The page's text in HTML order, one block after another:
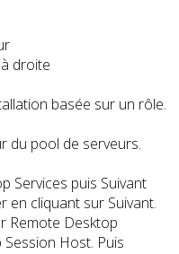
droite
basée sur un rôle.
pool de serveurs.
puis Suivant
cliquant sur Suivant.
Desktop
Host. Puis